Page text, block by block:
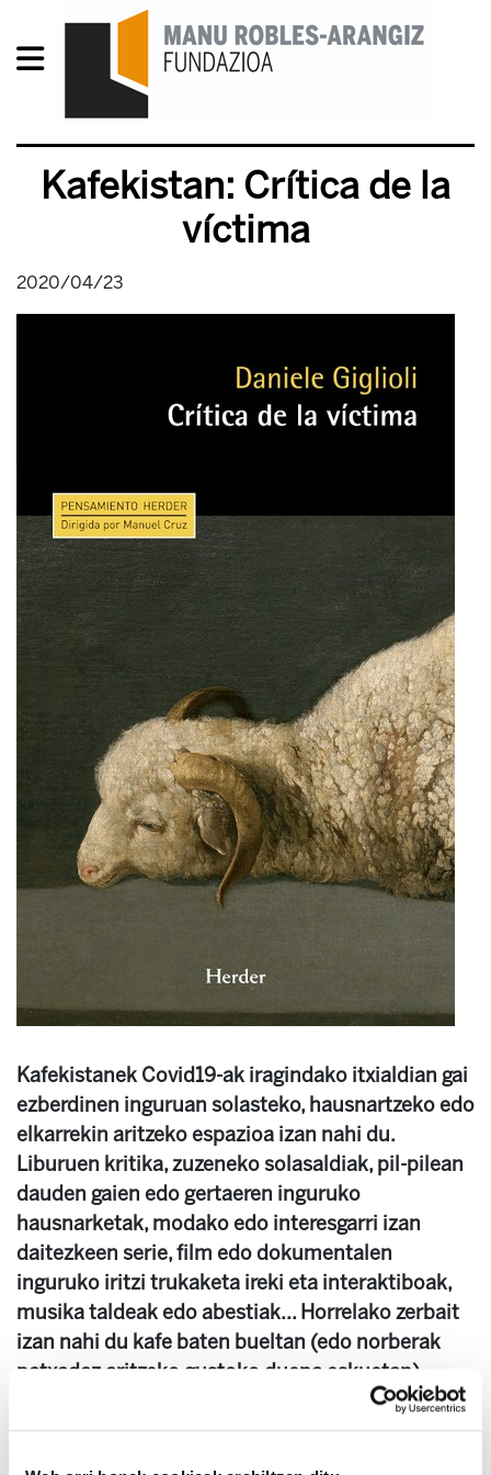
Kafekistan: Crítica de la
víctima
2020/04/23
Kafekistanek Covid19-ak iragindako itxialdian gai
ezberdinen inguruan solasteko, hausnartzeko edo
elkarrekin aritzeko espazioa izan nahi du.
Liburuen kritika, zuzeneko solasaldiak, pil-pilean
dauden gaien edo gertaeren inguruko
hausnarketak, modako edo interesgarri izan
daitezkeen serie, film edo dokumentalen
inguruko iritzi trukaketa ireki eta interaktiboak,
musika taldeak edo abestiak... Horrelako zerbait
izan nahi du kafe baten bueltan (edo norberak
patxadaz aritzeko gustoko duena eskuetan),
momentu batzuentan behintzat, sortu nahi
dugun txoko honek.